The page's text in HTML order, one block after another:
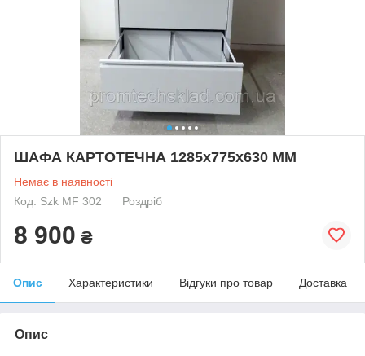
ШАФА КАРТОТЕЧНА 1285х775х630 ММ
Немає в наявності
Код: Szk MF 302
Роздріб
8 900 ₴
Опис Характеристики Відгуки про товар Доставка
Опис